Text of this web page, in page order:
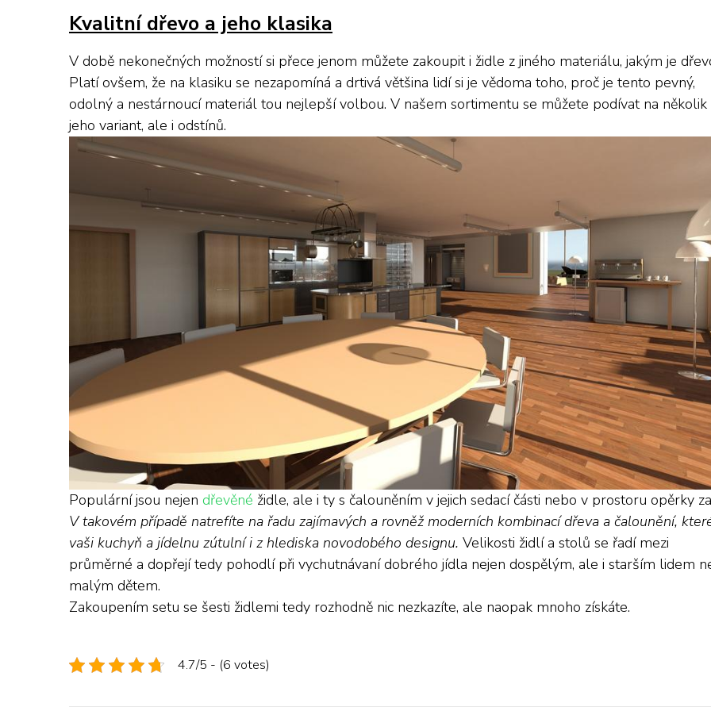
Kvalitní dřevo a jeho klasika
V době nekonečných možností si přece jenom můžete zakoupit i židle z jiného materiálu, jakým je
Platí ovšem, že na klasiku se nezapomíná a drtivá většina lidí si je vědoma toho, proč je tento pevný,
odolný a nestárnoucí materiál tou nejlepší volbou. V našem sortimentu se můžete podívat na několik
jeho variant, ale i odstínů.
Populární jsou nejen dřevěné židle, ale i ty s čalouněním v jejich sedací části nebo v prostoru opěrky
V takovém případě natrefíte na řadu zajímavých a rovněž moderních kombinací dřeva a čalounění,
vaši kuchyň a jídelnu zútulní i z hlediska novodobého designu. Velikosti židlí a stolů se řadí mezi
průměrné a dopřejí tedy pohodlí při vychutnávaní dobrého jídla nejen dospělým, ale i starším lidem
malým dětem.
Zakoupením setu se šesti židlemi tedy rozhodně nic nezkazíte, ale naopak mnoho získáte.
4.7/5 - (6 votes)